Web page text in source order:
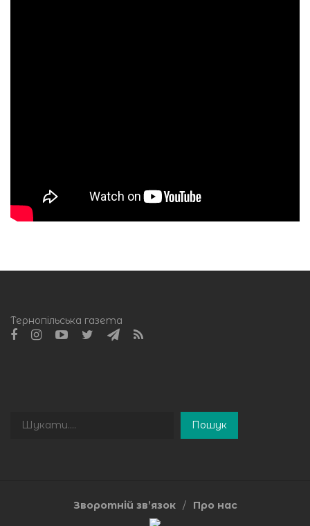
Тернопільська газета
Пошук
Пошук
Зворотній зв’язок Про нас